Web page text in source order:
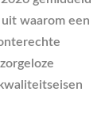
waarom een